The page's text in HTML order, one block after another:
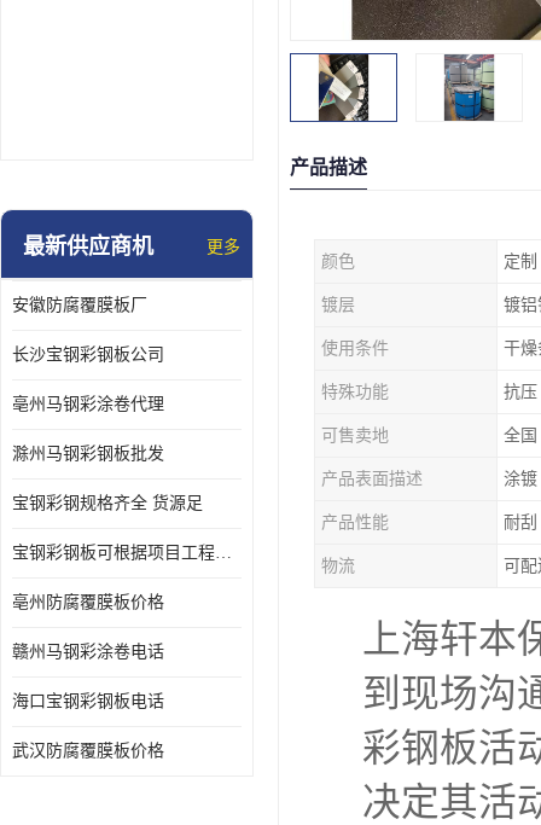
最新供应商机 更多
安徽防腐覆膜板厂
长沙宝钢彩钢板公司
亳州马钢彩涂卷代理
滁州马钢彩钢板批发
宝钢彩钢规格齐全 货源足
宝钢彩钢板可根据项目工程定制
亳州防腐覆膜板价格
赣州马钢彩涂卷电话
海口宝钢彩钢板电话
武汉防腐覆膜板价格
产品描述
颜色 定制
镀层 镀铝
使用条件 干燥
特殊功能 抗压
可售卖地 全国
产品表面描述 涂镀
产品性能 耐刮
物流 可
上海轩本
到现场沟
彩钢板活
决定其活